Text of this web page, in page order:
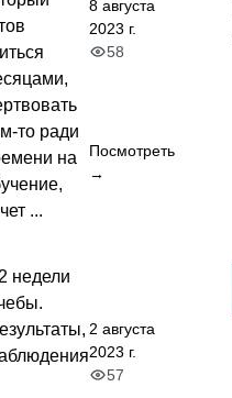
то ради
на
...
8 августа
2023 г.
58
Посмотреть
→
недели
2 августа
2023 г.
57